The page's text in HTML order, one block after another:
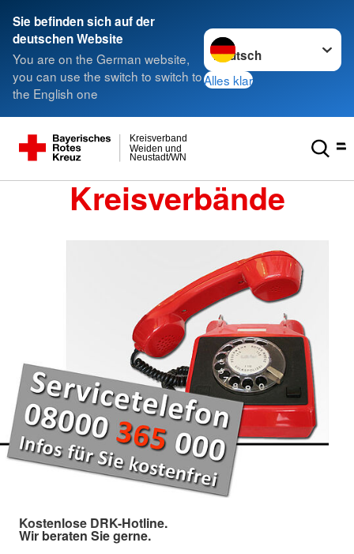
Sie befinden sich auf der
deutschen Website
You are on the German website,
you can use the switch to switch to
the English one
Sprache wechseln zu
Alles klar
Neustadt/WN
Weiden und
Kreisverband
Kreisverbände
Kostenlose DRK-Hotline.
Wir beraten Sie gerne.